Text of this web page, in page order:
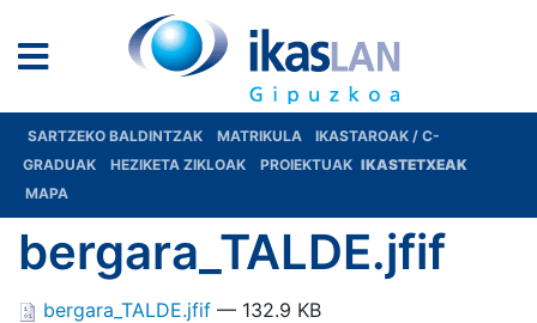
SARTZEKO BALDINTZAK MATRIKULA
IKASTAROAK / C-
GRADUAK
HEZIKETA ZIKLOAK PROIEKTUAK IKASTETXEAK
MAPA
bergara_TALDE.jfif
bergara_TALDE.jfif — 132.9 KB